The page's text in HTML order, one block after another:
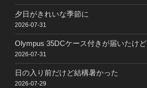
夕日がきれいな季節に
2026-07-31
Olympus 35DCケース付きが届いたけど
2026-07-31
日の入り前だけど結構暑かった
2026-07-29